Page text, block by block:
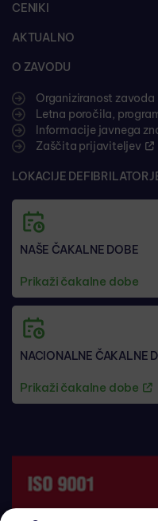
CENIKI
AKTUALNO
O ZAVODU
Organiziranost
Letna poročila,
Informacije javnega
Zaščita prijaviteljev
LOKACIJE
NAŠE ČAKALNE DOBE
Prikaži čakalne dobe
NACIONALNE ČAKALNE
Prikaži čakalne dobe